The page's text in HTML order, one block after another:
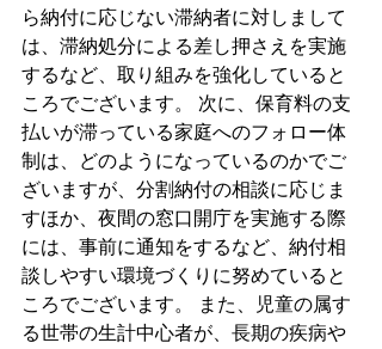
ら納付に応じない滞納者に対しまして
は、滞納処分による差し押さえを実施
するなど、取り組みを強化していると
ころでございます。 次に、保育料の支
払いが滞っている家庭へのフォロー体
制は、どのようになっているのかでご
ざいますが、分割納付の相談に応じま
すほか、夜間の窓口開庁を実施する際
には、事前に通知をするなど、納付相
談しやすい環境づくりに努めていると
ころでございます。 また、児童の属す
る世帯の生計中心者が、長期の疾病や